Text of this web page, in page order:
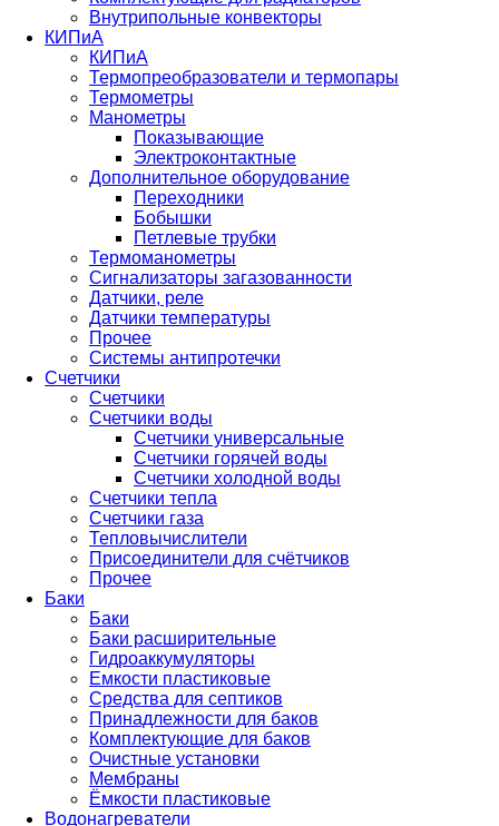
Внутрипольные конвекторы
КИПиА
КИПиА
Термопреобразователи и термопары
Термометры
Манометры
Показывающие
Электроконтактные
Дополнительное оборудование
Переходники
Бобышки
Петлевые трубки
Термоманометры
Сигнализаторы загазованности
Датчики, реле
Датчики температуры
Прочее
Системы антипротечки
Счетчики
Счетчики
Счетчики воды
Счетчики универсальные
Счетчики горячей воды
Счетчики холодной воды
Счетчики тепла
Счетчики газа
Тепловычислители
Присоединители для счётчиков
Прочее
Баки
Баки
Баки расширительные
Гидроаккумуляторы
Емкости пластиковые
Средства для септиков
Принадлежности для баков
Комплектующие для баков
Очистные установки
Мембраны
Ёмкости пластиковые
Водонагреватели